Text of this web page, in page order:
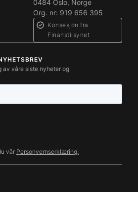
0484 Oslo, Norge
Org. nr: 919 656 395
Konsesjon fra
Finanstilsynet
av våre siste nyheter og
vår Personvernserklæring.